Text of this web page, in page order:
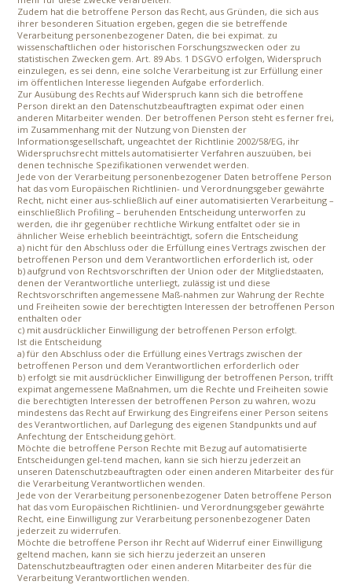
Zudem hat die betroffene Person das Recht, aus Gründen, die sich aus
ihrer besonderen Situation ergeben, gegen die sie betreffende
Verarbeitung personenbezogener Daten, die bei expimat. zu
wissenschaftlichen oder historischen Forschungszwecken oder zu
statistischen Zwecken gem. Art. 89 Abs. 1 DSGVO erfolgen, Widerspruch
einzulegen, es sei denn, eine solche Verarbeitung ist zur Erfüllung einer
im öffentlichen Interesse liegenden Aufgabe erforderlich.
Zur Ausübung des Rechts auf Widerspruch kann sich die betroffene
Person direkt an den Datenschutzbeauftragten expimat oder einen
anderen Mitarbeiter wenden. Der betroffenen Person steht es ferner frei,
im Zusammenhang mit der Nutzung von Diensten der
Informationsgesellschaft, ungeachtet der Richtlinie 2002/58/EG, ihr
Widerspruchsrecht mittels automatisierter Verfahren auszuüben, bei
denen technische Spezifikationen verwendet werden.
Jede von der Verarbeitung personenbezogener Daten betroffene Person
hat das vom Europäischen Richtlinien- und Verordnungsgeber gewährte
Recht, nicht einer aus-schließlich auf einer automatisierten Verarbeitung –
einschließlich Profiling – beruhenden Entscheidung unterworfen zu
werden, die ihr gegenüber rechtliche Wirkung entfaltet oder sie in
ähnlicher Weise erheblich beeinträchtigt, sofern die Entscheidung
a) nicht für den Abschluss oder die Erfüllung eines Vertrags zwischen der
betroffenen Person und dem Verantwortlichen erforderlich ist, oder
b) aufgrund von Rechtsvorschriften der Union oder der Mitgliedstaaten,
denen der Verantwortliche unterliegt, zulässig ist und diese
Rechtsvorschriften angemessene Maß-nahmen zur Wahrung der Rechte
und Freiheiten sowie der berechtigten Interessen der betroffenen Person
enthalten oder
c) mit ausdrücklicher Einwilligung der betroffenen Person erfolgt.
Ist die Entscheidung
a) für den Abschluss oder die Erfüllung eines Vertrags zwischen der
betroffenen Person und dem Verantwortlichen erforderlich oder
b) erfolgt sie mit ausdrücklicher Einwilligung der betroffenen Person, trifft
expimat angemessene Maßnahmen, um die Rechte und Freiheiten sowie
die berechtigten Interessen der betroffenen Person zu wahren, wozu
mindestens das Recht auf Erwirkung des Eingreifens einer Person seitens
des Verantwortlichen, auf Darlegung des eigenen Standpunkts und auf
Anfechtung der Entscheidung gehört.
Möchte die betroffene Person Rechte mit Bezug auf automatisierte
Entscheidungen gel-tend machen, kann sie sich hierzu jederzeit an
unseren Datenschutzbeauftragten oder einen anderen Mitarbeiter des für
die Verarbeitung Verantwortlichen wenden.
Jede von der Verarbeitung personenbezogener Daten betroffene Person
hat das vom Europäischen Richtlinien- und Verordnungsgeber gewährte
Recht, eine Einwilligung zur Verarbeitung personenbezogener Daten
jederzeit zu widerrufen.
Möchte die betroffene Person ihr Recht auf Widerruf einer Einwilligung
geltend machen, kann sie sich hierzu jederzeit an unseren
Datenschutzbeauftragten oder einen anderen Mitarbeiter des für die
Verarbeitung Verantwortlichen wenden.